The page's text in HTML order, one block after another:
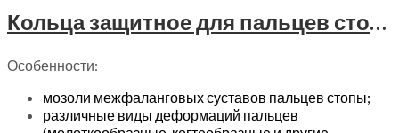
Кольца защитное для пальцев стопы Trives, СТ-45
Особенности:
мозоли межфаланговых суставов пальцев стопы;
различные виды деформаций пальцев